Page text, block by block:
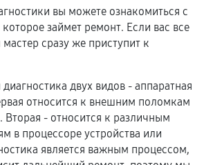
вы можете ознакомиться с
займет ремонт. Если вас все
сразу же приступит к
двух видов - аппаратная
относится к внешним поломкам
- относится к различным
в процессоре устройства или
является важным процессом,